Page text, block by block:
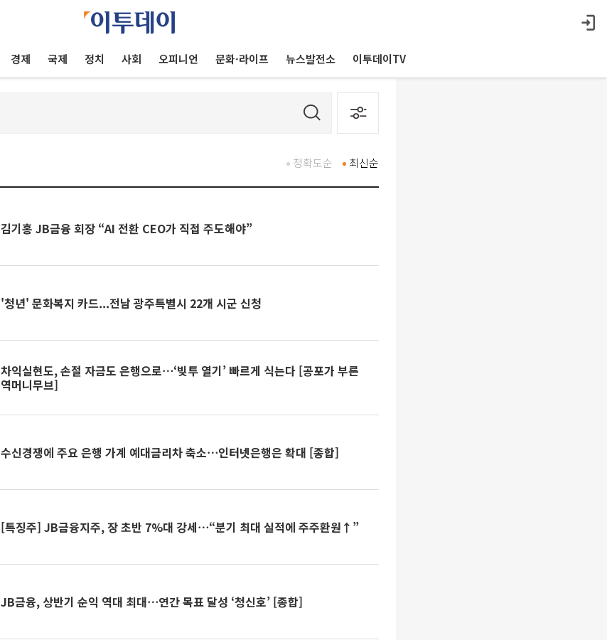
경제 국제 정치 사회 오피니언 문화·라이프 뉴스발전소 이투데이TV
최신순
정확도순
김기홍 JB금융 회장 “AI 전환 CEO가 직접 주도해야”
'청년' 문화복지 카드...전남 광주특별시 22개 시군 신청
차익실현도, 손절 자금도 은행으로⋯‘빚투 열기’ 빠르게 식는다 [공포가 부른
역머니무브]
수신경쟁에 주요 은행 가계 예대금리차 축소⋯인터넷은행은 확대 [종합]
[특징주] JB금융지주, 장 초반 7%대 강세⋯“분기 최대 실적에 주주환원↑”
JB금융, 상반기 순익 역대 최대⋯연간 목표 달성 ‘청신호’ [종합]